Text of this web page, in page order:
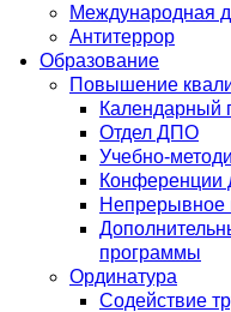
Международная
Антитеррор
Образование
Повышение
Календарный
Отдел ДПО
Учебно-
Конференции
Непрерывное
программы
Ординатура
Содействие